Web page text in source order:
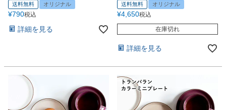
送料無料 オリジナル
¥790税込
詳細を見る
送料無料 オリジナル
¥4,650税込
在庫切れ
詳細を見る